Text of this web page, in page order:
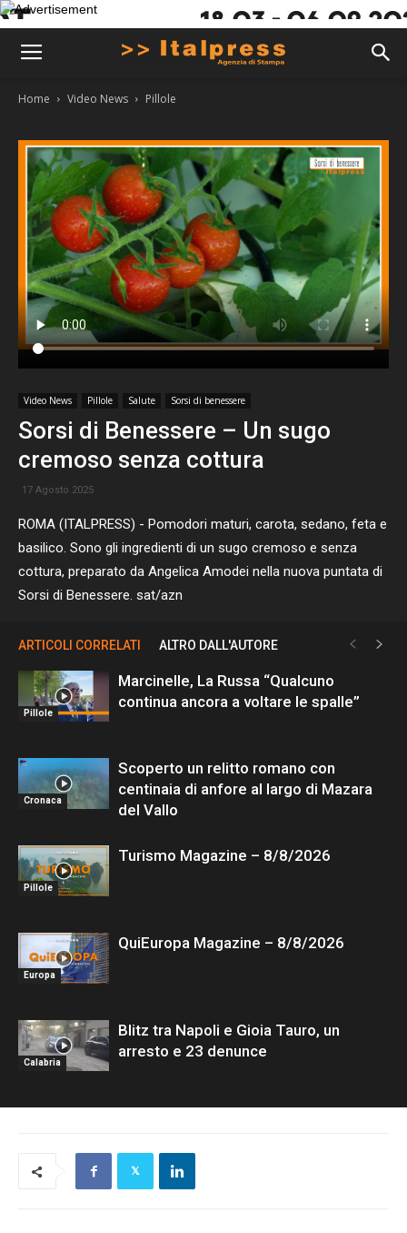
Home Video News Pillole
Video News Pillole Salute Sorsi di benessere
Sorsi di Benessere – Un sugo
cremoso senza cottura
17 Agosto 2025
ROMA (ITALPRESS) - Pomodori maturi, carota, sedano, feta e
basilico. Sono gli ingredienti di un sugo cremoso e senza
cottura, preparato da Angelica Amodei nella nuova puntata di
Sorsi di Benessere. sat/azn
ARTICOLI CORRELATI ALTRO DALL'AUTORE
Pillole
Marcinelle, La Russa “Qualcuno
continua ancora a voltare le spalle”
Cronaca
Scoperto un relitto romano con
centinaia di anfore al largo di Mazara
del Vallo
Pillole
Turismo Magazine – 8/8/2026
Europa
QuiEuropa Magazine – 8/8/2026
Calabria
Blitz tra Napoli e Gioia Tauro, un
arresto e 23 denunce